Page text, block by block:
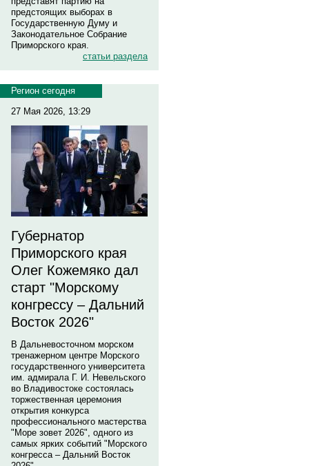
предстоящих выборах в
Государственную Думу и
Законодательное Собрание
Приморского края.
статьи раздела
Регион сегодня
27 Мая 2026, 13:29
Губернатор
Приморского края
Олег Кожемяко дал
старт "Морскому
конгрессу – Дальний
Восток 2026"
В Дальневосточном морском
тренажерном центре Морского
государственного университета
им. адмирала Г. И. Невельского
во Владивостоке состоялась
торжественная церемония
открытия конкурса
профессионального мастерства
"Море зовет 2026", одного из
самых ярких событий "Морского
конгресса – Дальний Восток